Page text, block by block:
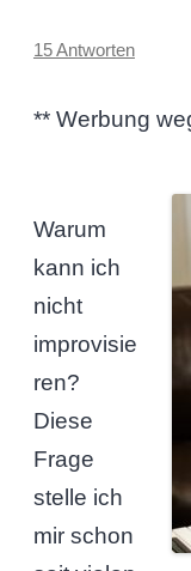
15 Antworten
** Werbung
Warum
kann ich
nicht
improvisie
ren?
Diese
Frage
stelle ich
mir schon